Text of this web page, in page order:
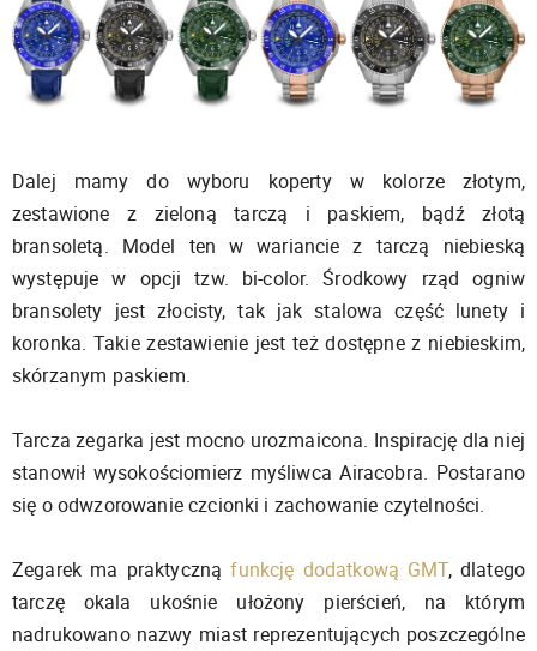
Dalej mamy do wyboru koperty w kolorze złotym,
zestawione z zieloną tarczą i paskiem, bądź złotą
bransoletą. Model ten w wariancie z tarczą niebieską
występuje w opcji tzw. bi-color. Środkowy rząd ogniw
bransolety jest złocisty, tak jak stalowa część lunety i
koronka. Takie zestawienie jest też dostępne z niebieskim,
skórzanym paskiem.
Tarcza zegarka jest mocno urozmaicona. Inspirację dla niej
stanowił wysokościomierz myśliwca Airacobra. Postarano
się o odwzorowanie czcionki i zachowanie czytelności.
Zegarek ma praktycznąfunkcję dodatkową GMT, dlatego
tarczę okala ukośnie ułożony pierścień, na którym
nadrukowano nazwy miast reprezentujących poszczególne